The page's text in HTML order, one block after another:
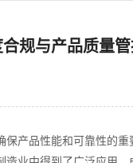
规与产品质量
产品性能和可靠性的重